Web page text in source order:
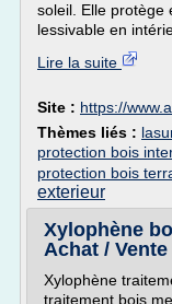
soleil. Elle protège
lessivable en
Lire la suite
Site : https://
Thèmes liés :
protection bois
protection bois
exterieur
Xylophène
Achat / Vente
Xylophène
traitement bois